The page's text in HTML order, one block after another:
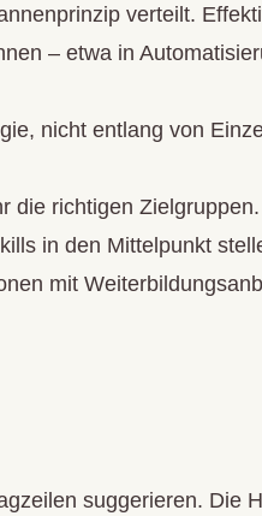
verteilt.
– etwa in
nicht entlang von
die richtigen
in den Mittelpunkt
mit
suggerieren. Die